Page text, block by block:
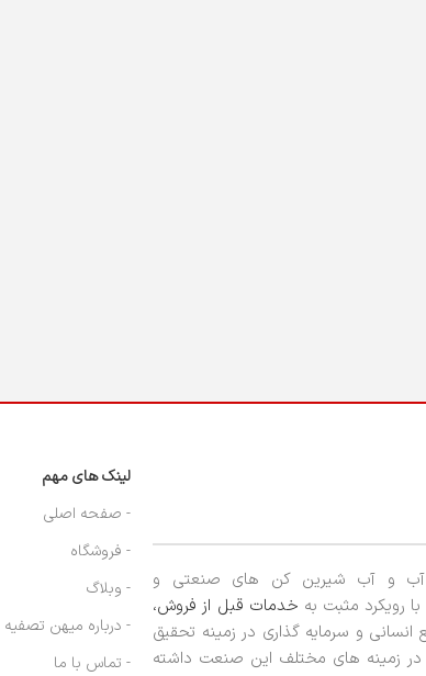
آب و آب شیرین کن های صنعتی و
با رویکرد مثبت به خدمات قبل از فروش،
انسانی و سرمایه گذاری در زمینه تحقیق
در زمینه های مختلف این صنعت داشته
لینک های مهم
- صفحه اصلی
- فروشگاه
- وبلاگ
- درباره میهن تصفیه
- تماس با ما